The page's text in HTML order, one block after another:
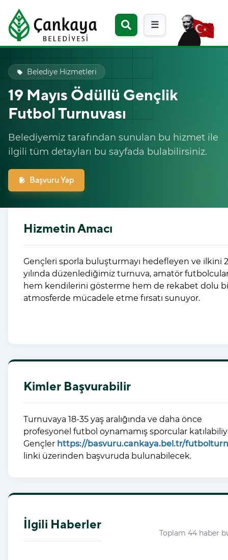
☰
local_offer Belediye Hizmetleri
19 Mayıs Ödüllü Gençlik
Futbol Turnuvası
Belediyemiz tarafından sunulan bu hizmet ile
ilgili tüm detayları bu sayfada bulabilirsiniz.
edit_document Başvuru Yap
Hizmetin Amacı
Gençleri sporla buluşturmayı hedefleyen ve ilkini
yılında düzenlediğimiz turnuva, amatör
hem kendilerini gösterme hem de rekabet dolu
atmosferde mücadele etme fırsatı sunuyor.
Kimler Başvurabilir
Turnuvaya 18-35 yaş aralığında ve daha önce
profesyonel futbol oynamamış sporcular
Gençler https://basvuru.cankaya.bel.tr/
linki üzerinden başvuruda bulunabilecek.
İlgili Haberler
Toplam 44 haber